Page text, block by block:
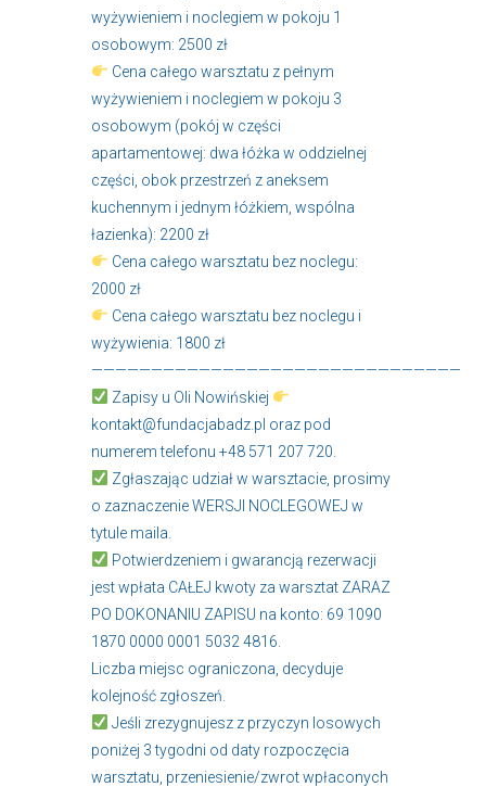
wyżywieniem i noclegiem w pokoju 1
osobowym: 2500 zł
Cena całego warsztatu z pełnym
wyżywieniem i noclegiem w pokoju 3
osobowym (pokój w części
apartamentowej: dwa łóżka w oddzielnej
części, obok przestrzeń z aneksem
kuchennym i jednym łóżkiem, wspólna
łazienka): 2200 zł
Cena całego warsztatu bez noclegu:
2000 zł
Cena całego warsztatu bez noclegu i
wyżywienia: 1800 zł
———————————————————————————————
Zapisy u Oli Nowińskiej
kontakt@fundacjabadz.pl oraz pod
numerem telefonu +48 571 207 720.
Zgłaszając udział w warsztacie, prosimy
o zaznaczenie WERSJI NOCLEGOWEJ w
tytule maila.
Potwierdzeniem i gwarancją rezerwacji
jest wpłata CAŁEJ kwoty za warsztat ZARAZ
PO DOKONANIU ZAPISU na konto: 69 1090
1870 0000 0001 5032 4816.
Liczba miejsc ograniczona, decyduje
kolejność zgłoszeń.
Jeśli zrezygnujesz z przyczyn losowych
poniżej 3 tygodni od daty rozpoczęcia
warsztatu, przeniesienie/zwrot wpłaconych